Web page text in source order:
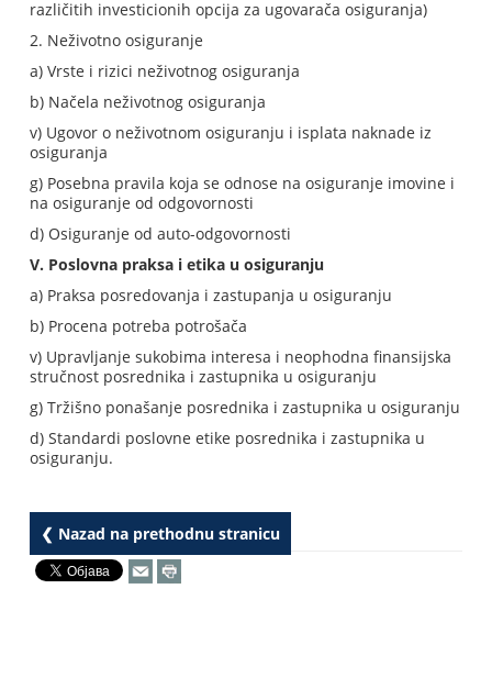
različitih investicionih opcija za ugovarača osiguranja)
2. Neživotno osiguranje
a) Vrste i rizici neživotnog osiguranja
b) Načela neživotnog osiguranja
v) Ugovor o neživotnom osiguranju i isplata naknade iz
osiguranja
g) Posebna pravila koja se odnose na osiguranje imovine i
na osiguranje od odgovornosti
d) Osiguranje od auto-odgovornosti
V. Poslovna praksa i etika u osiguranju
a) Praksa posredovanja i zastupanja u osiguranju
b) Procena potreba potrošača
v) Upravljanje sukobima interesa i neophodna finansijska
stručnost posrednika i zastupnika u osiguranju
g) Tržišno ponašanje posrednika i zastupnika u osiguranju
d) Standardi poslovne etike posrednika i zastupnika u
osiguranju.
❮ Nazad na prethodnu stranicu